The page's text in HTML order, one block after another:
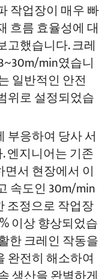
작업장이 매우 빠
흐름 효율성에 대
고했습니다. 크레
min였습니
일반적인 안전
위로 설정되었습
부응하여 당사 서
엔지니어는 기존
서 현장에서 이
속도인 30m/min
조정으로 작업장
이상 향상되었습
한 크레인 작동을
완전히 해소하여